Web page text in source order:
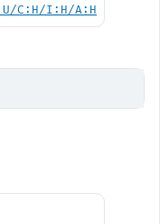
C:H/I:H/A:H